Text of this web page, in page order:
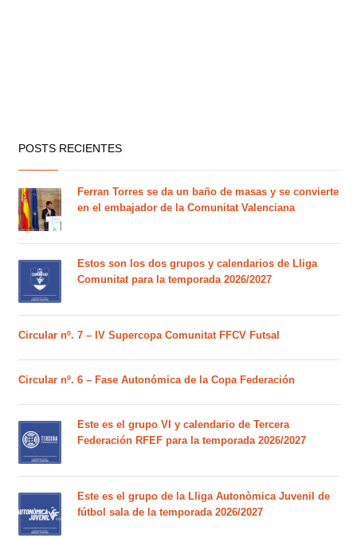
POSTS RECIENTES
Ferran Torres se da un baño de masas y se convierte
en el embajador de la Comunitat Valenciana
Estos son los dos grupos y calendarios de Lliga
Comunitat para la temporada 2026/2027
Circular nº. 7 – IV Supercopa Comunitat FFCV Futsal
Circular nº. 6 – Fase Autonómica de la Copa Federación
Este es el grupo VI y calendario de Tercera
Federación RFEF para la temporada 2026/2027
Este es el grupo de la Lliga Autonòmica Juvenil de
fútbol sala de la temporada 2026/2027